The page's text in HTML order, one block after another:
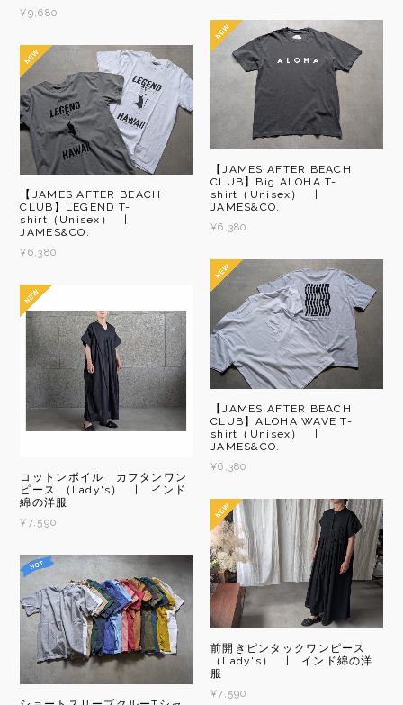
¥9,680
【JAMES AFTER BEACH
CLUB】Big ALOHA T-
shirt（Unisex） |
JAMES&CO.
¥6,380
【JAMES AFTER BEACH
CLUB】LEGEND T-
shirt（Unisex） |
JAMES&CO.
¥6,380
【JAMES AFTER BEACH
CLUB】ALOHA WAVE T-
shirt（Unisex） |
JAMES&CO.
¥6,380
コットンボイル カフタンワン
ピース （Lady's） | インド
綿の洋服
¥7,590
前開きピンタックワンピース
（Lady's） | インド綿の洋
服
¥7,590